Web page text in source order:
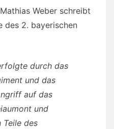
Weber schreibt
des 2. bayerischen
durch das
und das
auf das
und
Teile des